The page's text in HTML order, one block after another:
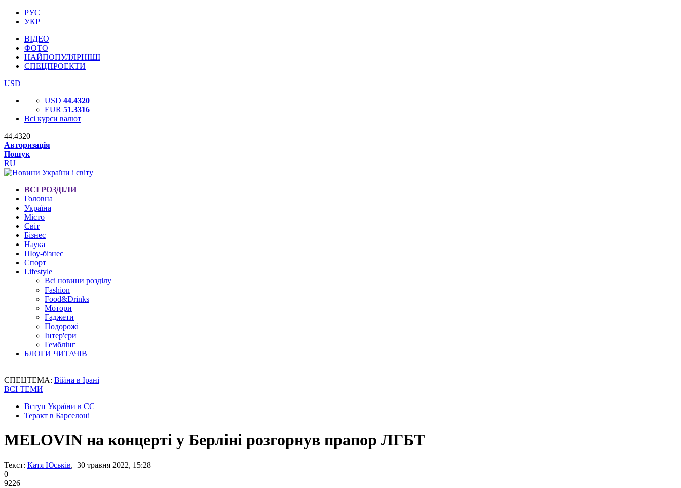
РУС
УКР
ВІДЕО
ФОТО
НАЙПОПУЛЯРНІШІ
СПЕЦПРОЕКТИ
USD
USD 44.4320
EUR 51.3316
Всі курси валют
44.4320
Авторизація
Пошук
RU
ВСІ РОЗДІЛИ
Головна
Україна
Місто
Світ
Бізнес
Наука
Шоу-бізнес
Спорт
Lifestyle
Всі новини розділу
Fashion
Food&Drinks
Мотори
Гаджети
Подорожі
Інтер'єри
Гемблінг
БЛОГИ ЧИТАЧІВ
СПЕЦТЕМА: Війна в Ірані
ВСІ ТЕМИ
Вступ України в ЄС
Теракт в Барселоні
MELOVIN на концерті у Берліні розгорнув прапор ЛГБТ
Текст: Катя Юськів, 30 травня 2022, 15:28
0
9226